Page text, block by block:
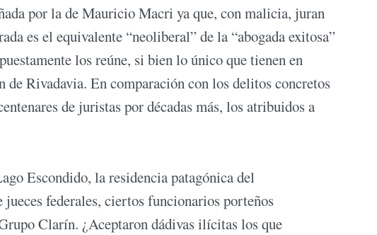
por la de Mauricio Macri ya que, con malicia, juran
es el equivalente “neoliberal” de la “abogada exitosa”
los reúne, si bien lo único que tienen en
de Rivadavia. En comparación con los delitos concretos
de juristas por décadas más, los atribuidos a
Escondido, la residencia patagónica del
federales, ciertos funcionarios porteños
Clarín. ¿Aceptaron dádivas ilícitas los que